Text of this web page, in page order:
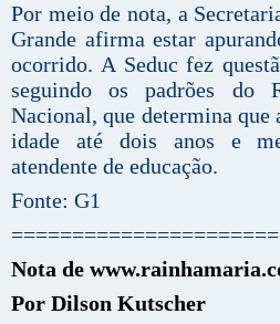
Por meio de nota, a
Grande afirma estar
ocorrido. A Seduc fez
seguindo os padrões do
Nacional, que determina que
idade até dois anos e
atendente de educação.
Fonte: G1
Nota de
Por Dilson Kutscher